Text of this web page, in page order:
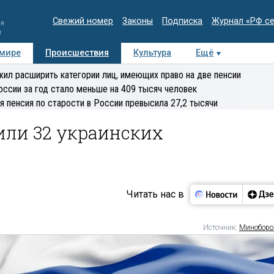
Свежий номер Законы Подписка Журнал «РФ
Происшествия Культура
Ещё
Медиацентр
Интервью Колумнисты
расширить категории лиц, имеющих право на две пенсии
за год стало меньше на 409 тысяч человек
пенсия по старости в России превысила 27,2 тысячи
32 украинских
Читать нас в
Источник: